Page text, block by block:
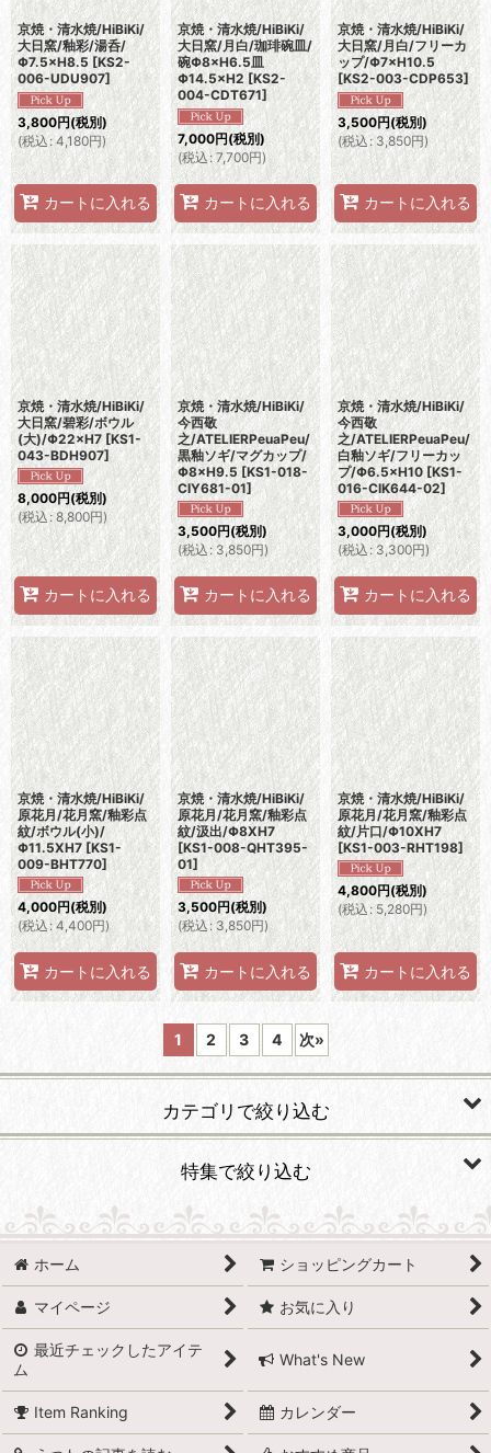
京焼・清水焼/HiBiKi/
大日窯/釉彩/湯呑/
Φ7.5×H8.5 [KS2-
006-UDU907]
3,800円(税別)
(税込: 4,180円)
カートに入れる
京焼・清水焼/HiBiKi/
大日窯/月白/珈琲碗皿/
碗Φ8×H6.5皿
Φ14.5×H2 [KS2-
004-CDT671]
7,000円(税別)
(税込: 7,700円)
カートに入れる
京焼・清水焼/HiBiKi/
大日窯/月白/フリーカ
ップ/Φ7×H10.5
[KS2-003-CDP653]
3,500円(税別)
(税込: 3,850円)
カートに入れる
京焼・清水焼/HiBiKi/
大日窯/碧彩/ボウル
(大)/Φ22×H7 [KS1-
043-BDH907]
8,000円(税別)
(税込: 8,800円)
カートに入れる
京焼・清水焼/HiBiKi/
今西敬
之/ATELIERPeuaPeu/
黒釉ソギ/マグカップ/
Φ8×H9.5 [KS1-018-
CIY681-01]
3,500円(税別)
(税込: 3,850円)
カートに入れる
京焼・清水焼/HiBiKi/
今西敬
之/ATELIERPeuaPeu/
白釉ソギ/フリーカッ
プ/Φ6.5×H10 [KS1-
016-CIK644-02]
3,000円(税別)
(税込 : 3,300円)
カートに入れる
京焼・清水焼/HiBiKi/
原花月/花月窯/釉彩点
紋/ボウル(小)/
Φ11.5XH7 [KS1-
009-BHT770]
4,000円(税別)
(税込: 4,400円)
カートに入れる
京焼・清水焼/HiBiKi/
原花月/花月窯/釉彩点
紋/汲出/Φ8XH7
[KS1-008-QHT395-
01]
3,500円(税別)
(税込: 3,850円)
カートに入れる
京焼・清水焼/HiBiKi/
原花月/花月窯/釉彩点
紋/片口/Φ10XH7
[KS1-003-RHT198]
4,800円(税別)
(税込: 5,280円)
カートに入れる
1 2 3 4 次»
カテゴリで絞り込む
カトラリー、箸
グラス・カップ
フィギュア・センターピース
ポット・急須
お重
特集で絞り込む
有田焼
波佐見焼
萩焼
備前焼
ホーム ショッピングカート
マイページ お気に入り
最近チェックしたアイテ
ム
What's New
Item Ranking カレンダー